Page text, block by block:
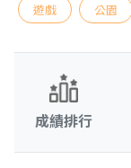
遊戲 公園
成績排行